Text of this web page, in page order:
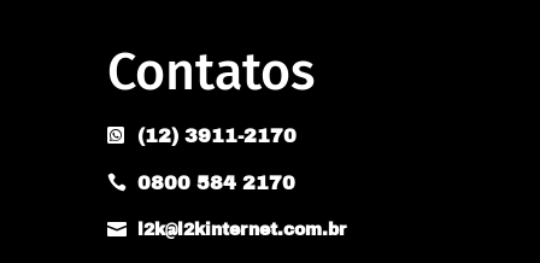
Contatos
 (12) 3911-2170
 0800 584 2170
 l2k@l2kinternet.com.br